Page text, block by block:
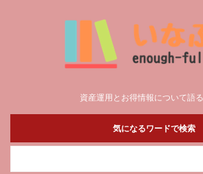
資産運用とお得情報について語
気になるワードで検索